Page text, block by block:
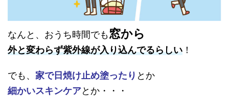
なんと、おうち時間でも窓から
外と変わらず紫外線が入り込んでるらしい ！
でも、 家で日焼け止め塗ったり とか
細かいスキンケアとか・・・